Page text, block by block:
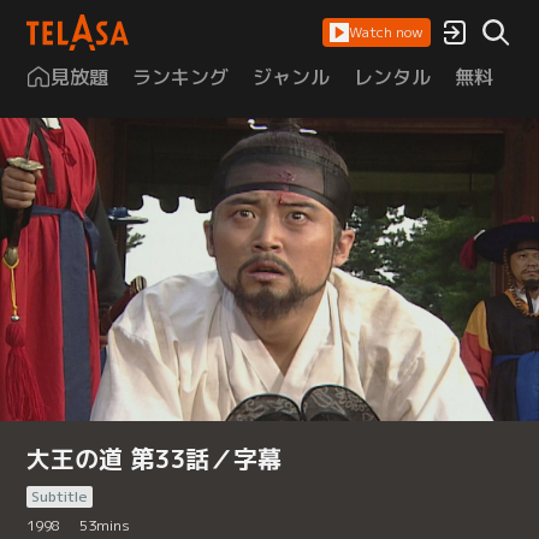
Watch now
見放題 ランキング ジャンル レンタル 無料
大王の道 第33話／字幕
Subtitle
1998
53mins